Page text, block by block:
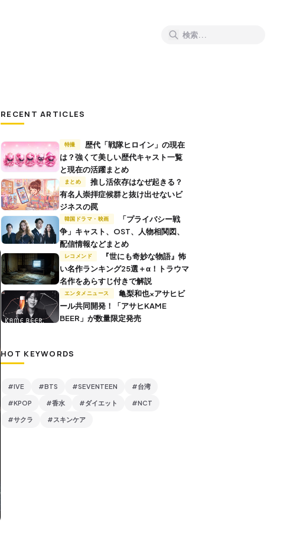
RECENT ARTICLES
特撮
は？強くて美しい歴代キャスト一覧
と現在の活躍まとめ
まとめ
推し活依存はなぜ起きる？
有名人崇拝症候群と抜け出せないビ
ジネスの罠
韓国ドラマ・映画
争」キャスト、OST、人物相関図、
配信情報などまとめ
レコメンド
い名作ランキング25選＋α！トラウマ
名作をあらすじ付きで解説
エンタメニュース
ール共同開発！「アサヒKAME
BEER」が数量限定発売
HOT KEYWORDS
#IVE #BTS #SEVENTEEN #台湾
#KPOP #香水 #ダイエット #NCT
#サクラ #スキンケア